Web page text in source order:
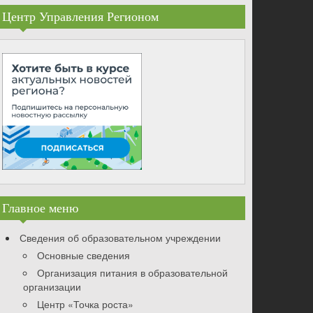
Центр Управления Регионом
Главное меню
Сведения об образовательном учреждении
Основные сведения
Организация питания в образовательной
организации
Центр «Точка роста»